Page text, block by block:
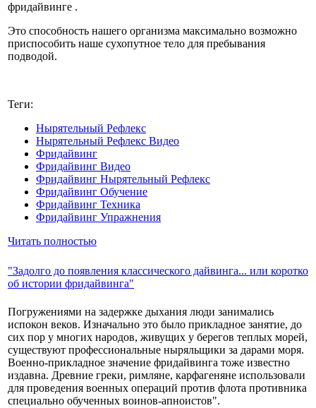
фридайвинге .
Это способность нашего организма максимально возможно
приспособить наше сухопутное тело для пребывания
подводой.
Теги:
Нырятельный Рефлекс
Нырятельный Рефлекс Видео
Фридайвинг
Фридайвинг Видео
Фридайвинг Нырятельный Рефлекс
Фридайвинг Обучение
Фридайвинг Техника
Фридайвинг Упражнения
Читать полностью
"Задолго до появления классического дайвинга... или коротко
об истории фридайвинга"
Погружениями на задержке дыхания люди занимались
испокон веков. Изначально это было прикладное занятие, до
сих пор у многих народов, живущих у берегов теплых морей,
существуют профессиональные ныряльщики за дарами моря.
Военно-прикладное значение фридайвинга тоже известно
издавна. Древние греки, римляне, карфагеняне использовали
для проведения военных операций против флота противника
специально обученных воинов-апноистов".